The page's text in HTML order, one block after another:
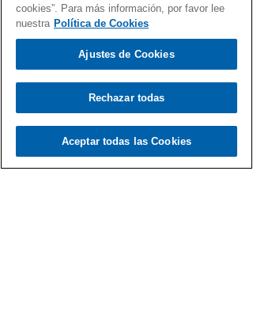
cookies”. Para más información, por favor lee
nuestra Política de Cookies
Ajustes de Cookies
Rechazar todas
Aceptar todas las Cookies